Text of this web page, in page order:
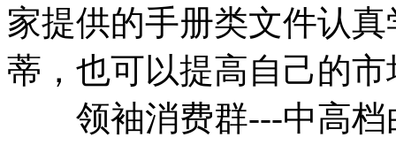
家提供的手册类文件认
蒂，也可以提高自己的
领袖消费群---中高档